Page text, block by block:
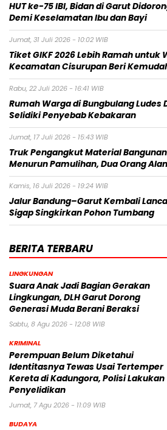
HUT ke-75 IBI, Bidan di Garut
Demi Keselamatan Ibu dan Bayi
Jumat, 31 Juli 2026 - 10:02 WIB
Tiket GIKF 2026 Lebih Ramah untuk
Kecamatan Cisurupan Beri
Rabu, 22 Juli 2026 - 16:41 WIB
Rumah Warga di Bungbulang Ludes
Selidiki Penyebab Kebakaran
Jumat, 17 Juli 2026 - 15:43 WIB
Truk Pengangkut Material
Menurun Pamulihan, Dua Orang
Kamis, 16 Juli 2026 - 19:24 WIB
Jalur Bandung–Garut Kembali
Sigap Singkirkan Pohon Tumbang
BERITA TERBARU
LINGKUNGAN
Suara Anak Jadi Bagian Gerakan
Lingkungan, DLH Garut Dorong
Generasi Muda Berani Beraksi
Sabtu, 8 Agu 2026 - 12:08 WIB
KRIMINAL
Perempuan Belum Diketahui
Identitasnya Tewas Usai Tertemper
Kereta di Kadungora, Polisi Lakukan
Penyelidikan
Jumat, 7 Agu 2026 - 11:09 WIB
BUDAYA